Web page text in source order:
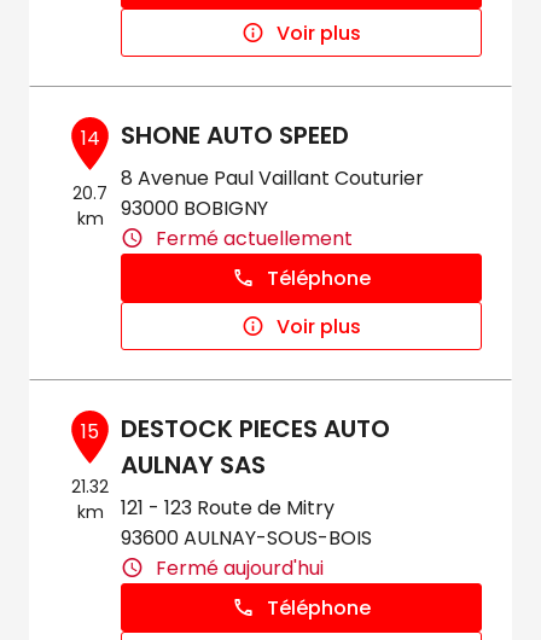
Voir plus
14
20.7
km
SHONE AUTO SPEED
8 Avenue Paul Vaillant Couturier
93000 BOBIGNY
Fermé actuellement
Téléphone
Voir plus
15
21.32
km
DESTOCK PIECES AUTO
AULNAY SAS
121 - 123 Route de Mitry
93600 AULNAY-SOUS-BOIS
Fermé aujourd'hui
Téléphone